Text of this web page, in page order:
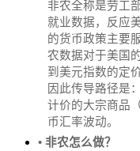
非农全称是劳工
就业数据，反应
的货币政策主要
农数据对于美国
到美元指数的定
因此传导路径是
计价的大宗商品
币汇率波动。
• 非农怎么做？